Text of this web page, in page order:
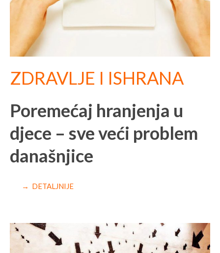
ZDRAVLJE I ISHRANA
Poremećaj hranjenja u
djece – sve veći problem
današnjice
→ DETALJNIJE